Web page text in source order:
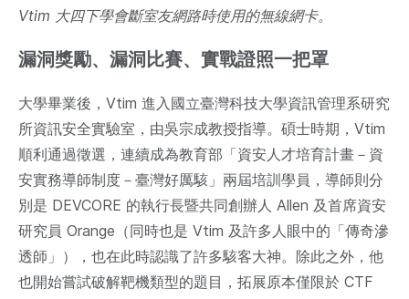
Vtim 大四下學會斷室友網路時使用的無線網卡。
漏洞獎勵、漏洞比賽、實戰證照一把罩
大學畢業後，Vtim 進入國立臺灣科技大學資訊管理系研究
所資訊安全實驗室，由吳宗成教授指導。碩士時期，Vtim
順利通過徵選，連續成為教育部「資安人才培育計畫－資
安實務導師制度－臺灣好厲駭」兩屆培訓學員，導師則分
別是 DEVCORE 的執行長暨共同創辦人 Allen 及首席資安
研究員 Orange（同時也是 Vtim 及許多人眼中的「傳奇滲
透師」），也在此時認識了許多駭客大神。除此之外，他
也開始嘗試破解靶機類型的題目，拓展原本僅限於 CTF